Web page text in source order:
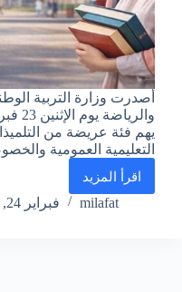
أصدرت وزارة التربية
يهم فئة عريضة من
التعليمية العمومية
اقرأ المزيد
بلاغ
وزارة
milafat فبراير 24, 2026